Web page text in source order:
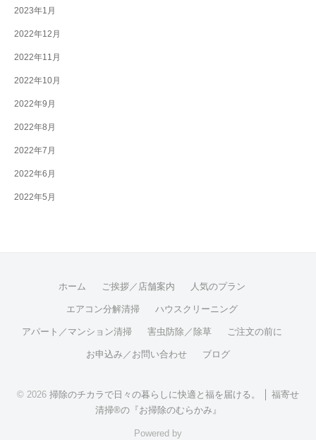
2023年1月
2022年12月
2022年11月
2022年10月
2022年9月
2022年8月
2022年7月
2022年6月
2022年5月
ホーム ご挨拶／店舗案内 人気のプラン
エアコン分解清掃 ハウスクリーニング
アパート／マンション清掃 害虫防除／除草 ご注文の前に
お申込み／お問い合わせ ブログ
© 2026 掃除のチカラで日々の暮らしに快適と福を届ける。 │ 福寄せ
清掃®の『お掃除のむらかみ』
Powered by